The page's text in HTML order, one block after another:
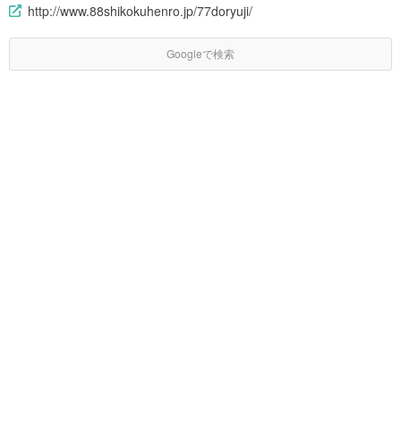
http://www.88shikokuhenro.jp/77doryuji/
Googleで検索